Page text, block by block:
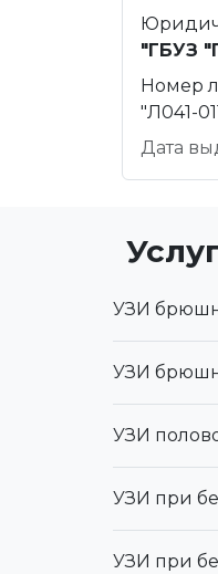
"ГБУЗ
Номер
"Л041-
Дата
УЗИ
УЗИ
УЗИ
УЗИ при
УЗИ при